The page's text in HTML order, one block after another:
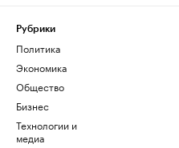
Рубрики
Политика
Экономика
Общество
Бизнес
Технологии и
медиа